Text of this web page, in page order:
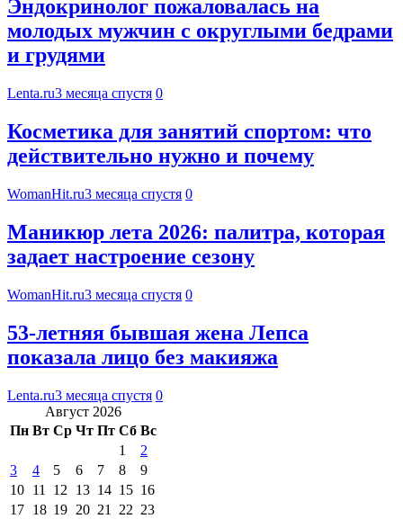
Эндокринолог пожаловалась на
молодых мужчин с округлыми бедрами
и грудями
Lenta.ru3 месяца спустя 0
Косметика для занятий спортом: что
действительно нужно и почему
WomanHit.ru3 месяца спустя 0
Маникюр лета 2026: палитра, которая
задает настроение сезону
WomanHit.ru3 месяца спустя 0
53-летняя бывшая жена Лепса
показала лицо без макияжа
Lenta.ru3 месяца спустя 0
Август 2026
Пн Вт Ср Чт Пт Сб Вс
1
2
3
4 5 6 7 8
9
10 11 12 13 14 15 16
17 18 19 20 21 22 23